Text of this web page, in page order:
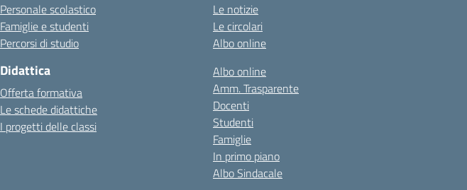
Personale scolastico
Famiglie e studenti
Percorsi di studio
Didattica
Offerta formativa
Le schede didattiche
I progetti delle classi
Le notizie
Le circolari
Albo online
Albo online
Amm. Trasparente
Docenti
Studenti
Famiglie
In primo piano
Albo Sindacale